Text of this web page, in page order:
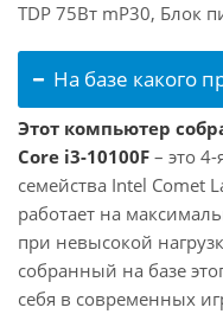
TDP 75Вт mP30, Блок
На базе какого
Этот компьютер
Core i3-10100F – это
семейства Intel Comet
работает на
при невысокой
собранный на базе
себя в современных